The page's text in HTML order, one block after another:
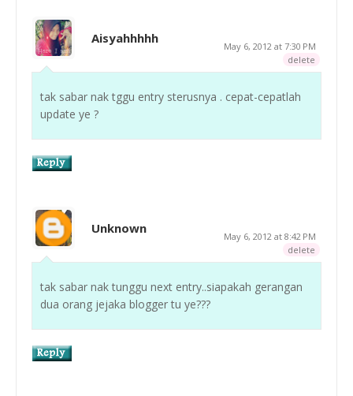
Aisyahhhhh
May 6, 2012 at 7:30 PM
delete
tak sabar nak tggu entry sterusnya . cepat-cepatlah
update ye ?
Unknown
May 6, 2012 at 8:42 PM
delete
tak sabar nak tunggu next entry..siapakah gerangan
dua orang jejaka blogger tu ye???